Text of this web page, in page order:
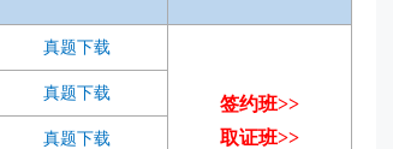
真题下载
签约班>>
取证班>>
真题下载
真题下载